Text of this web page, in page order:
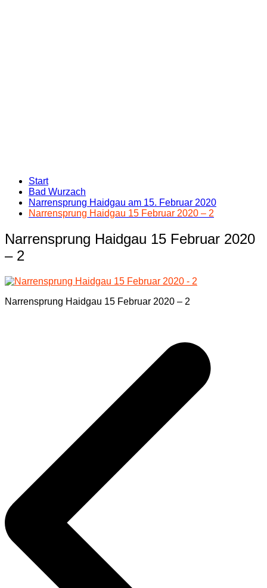
Start
Bad Wurzach
Narrensprung Haidgau am 15. Februar 2020
Narrensprung Haidgau 15 Februar 2020 – 2
Narrensprung Haidgau 15 Februar 2020
– 2
Narrensprung Haidgau 15 Februar 2020 – 2